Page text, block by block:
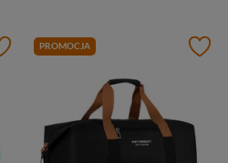
PROMOCJA